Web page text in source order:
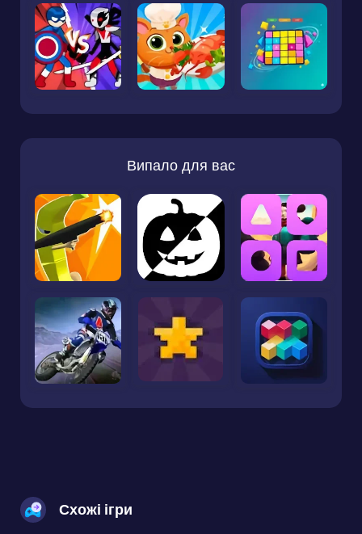
Випало для вас
Схожі ігри